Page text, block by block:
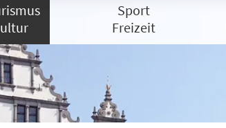
Sport
Freizeit